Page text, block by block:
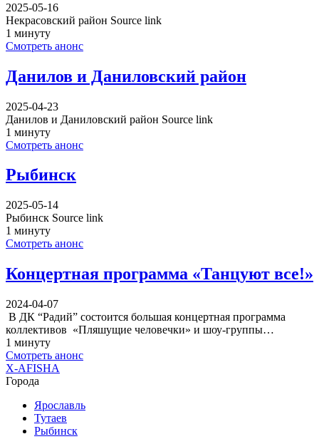
2025-05-16
Некрасовский район Source link
1 минуту
Смотреть анонс
Данилов и Даниловский район
2025-04-23
Данилов и Даниловский район Source link
1 минуту
Смотреть анонс
Рыбинск
2025-05-14
Рыбинск Source link
1 минуту
Смотреть анонс
Концертная программа «Танцуют все!»
2024-04-07
В ДК “Радий” состоится большая концертная программа
коллективов «Пляшущие человечки» и шоу-группы…
1 минуту
Смотреть анонс
X-AFISHA
Города
Ярославль
Тутаев
Рыбинск